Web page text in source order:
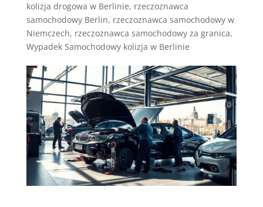
kolizja drogowa w Berlinie, rzeczoznawca
samochodowy Berlin, rzeczoznawca samochodowy w
Niemczech, rzeczoznawca samochodowy za granica,
Wypadek Samochodowy kolizja w Berlinie